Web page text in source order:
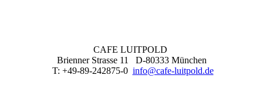
CAFE LUITPOLD
Brienner Strasse 11 D-80333 München
T: +49-89-242875-0 info@cafe-luitpold.de